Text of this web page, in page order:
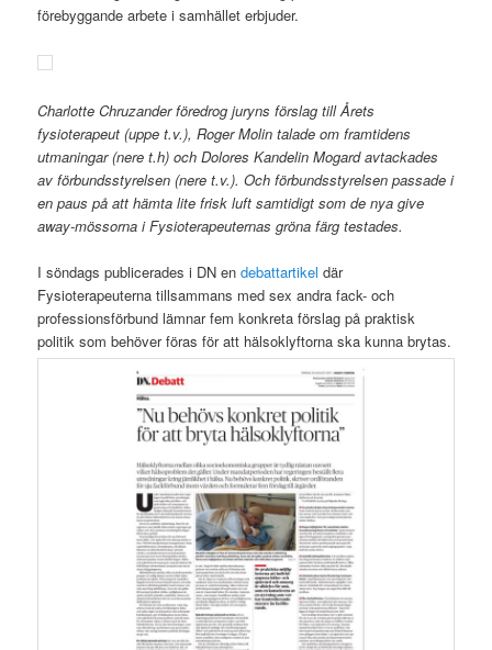
förebyggande arbete i samhället erbjuder.
Charlotte Chruzander föredrog juryns förslag till Årets
fysioterapeut (uppe t.v.), Roger Molin talade om framtidens
utmaningar (nere t.h) och Dolores Kandelin Mogard avtackades
av förbundsstyrelsen (nere t.v.). Och förbundsstyrelsen passade i
en paus på att hämta lite frisk luft samtidigt som de nya give
away-mössorna i Fysioterapeuternas gröna färg testades.
I söndags publicerades i DN endebattartikel där
Fysioterapeuterna tillsammans med sex andra fack- och
professionsförbund lämnar fem konkreta förslag på praktisk
politik som behöver föras för att hälsoklyftorna ska kunna brytas.